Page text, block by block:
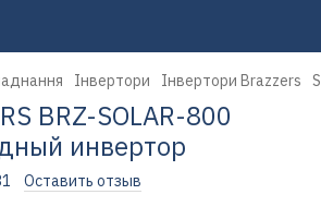
Інвертори Інвертори Brazzers
BRZ-SOLAR-800
инвертор
Оставить отзыв